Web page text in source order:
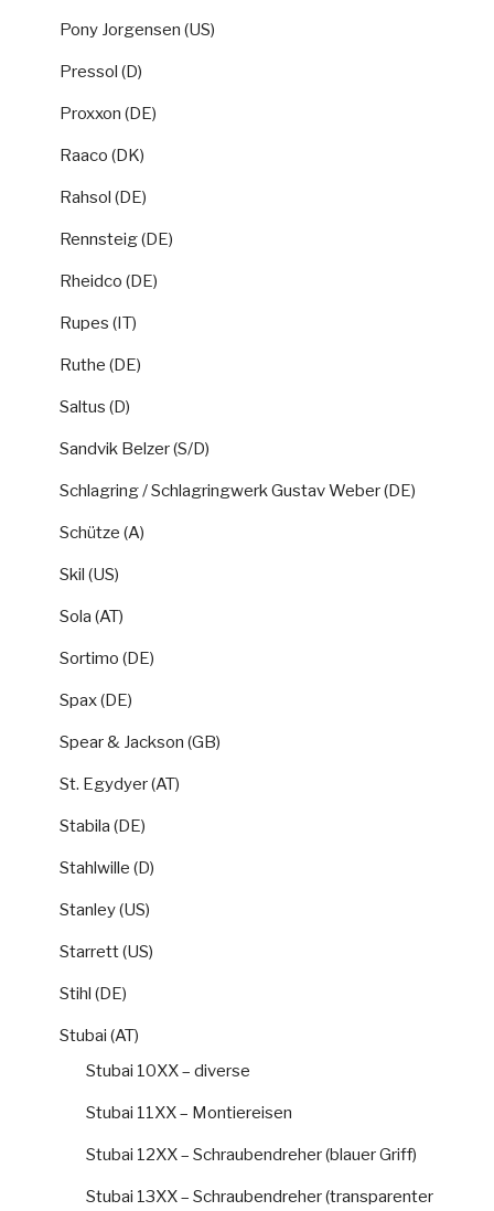
Pony Jorgensen (US)
Pressol (D)
Proxxon (DE)
Raaco (DK)
Rahsol (DE)
Rennsteig (DE)
Rheidco (DE)
Rupes (IT)
Ruthe (DE)
Saltus (D)
Sandvik Belzer (S/D)
Schlagring / Schlagringwerk Gustav Weber (DE)
Schütze (A)
Skil (US)
Sola (AT)
Sortimo (DE)
Spax (DE)
Spear & Jackson (GB)
St. Egydyer (AT)
Stabila (DE)
Stahlwille (D)
Stanley (US)
Starrett (US)
Stihl (DE)
Stubai (AT)
Stubai 10XX – diverse
Stubai 11XX – Montiereisen
Stubai 12XX – Schraubendreher (blauer Griff)
Stubai 13XX – Schraubendreher (transparenter